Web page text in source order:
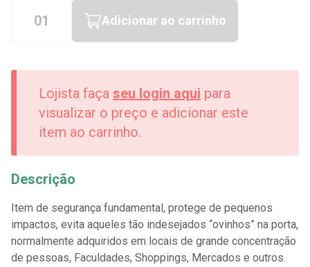
01 Adicionar ao carrinho
Lojista faça seu login aqui para
visualizar o preço e adicionar este
item ao carrinho.
Descrição
Item de segurança fundamental, protege de pequenos
impactos, evita aqueles tão indesejados “ovinhos” na porta,
normalmente adquiridos em locais de grande concentração
de pessoas, Faculdades, Shoppings, Mercados e outros.